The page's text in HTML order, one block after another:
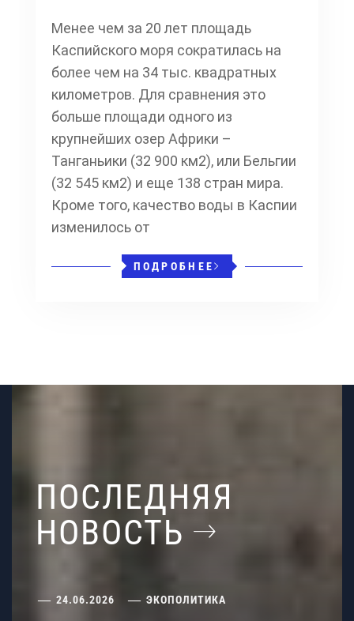
Менее чем за 20 лет площадь
Каспийского моря сократилась на
более чем на 34 тыс. квадратных
километров. Для сравнения это
больше площади одного из
крупнейших озер Африки –
Танганьики (32 900 км2), или Бельгии
(32 545 км2) и еще 138 стран мира.
Кроме того, качество воды в Каспии
изменилось от
ПОДРОБНЕЕ
ПОСЛЕДНЯЯ
НОВОСТЬ
24.06.2026 ЭКОПОЛИТИКА